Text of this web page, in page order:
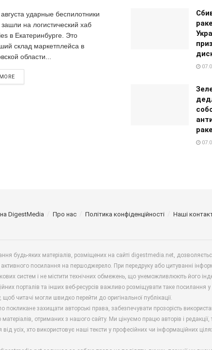
ударные беспилотники
на логистический хаб
в Екатеринбурге. Это
склад маркетплейса в
области...
DigestMedia Про нас Політика конфіденційності Наші
будь-яких матеріалів, розміщених на сайті digestmedia.net,
посилання на першоджерело. При передруку або цитуванні
систем і не містити технічних обмежень, що унеможливлюють його
порталів та інших веб-ресурсів важливо розміщувати таке посилання
щоб читачі могли швидко перейти до оригінальної публікації.
покликане захищати авторські права, забезпечувати прозорість
матеріалів, отриманих з нашого сайту. Ми цінуємо працю авторів і
від усіх, хто використовує наші тексти у професійних чи інформаційних